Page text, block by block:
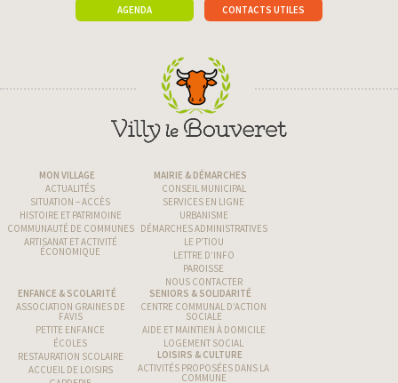
AGENDA CONTACTS UTILES
MON VILLAGE
ACTUALITÉS
SITUATION – ACCÈS
HISTOIRE ET PATRIMOINE
COMMUNAUTÉ DE COMMUNES
ARTISANAT ET ACTIVITÉ
ÉCONOMIQUE
MAIRIE & DÉMARCHES
CONSEIL MUNICIPAL
SERVICES EN LIGNE
URBANISME
DÉMARCHES ADMINISTRATIVES
LE P’TIOU
LETTRE D’INFO
PAROISSE
NOUS CONTACTER
ENFANCE & SCOLARITÉ
ASSOCIATION GRAINES DE
FAVIS
PETITE ENFANCE
ÉCOLES
RESTAURATION SCOLAIRE
ACCUEIL DE LOISIRS
SENIORS & SOLIDARITÉ
CENTRE COMMUNAL D’ACTION
SOCIALE
AIDE ET MAINTIEN À DOMICILE
LOGEMENT SOCIAL
LOISIRS & CULTURE
ACTIVITÉS PROPOSÉES DANS LA
COMMUNE